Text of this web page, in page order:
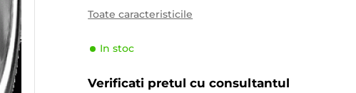
Tara
Tipul de vehicul
Toate caracteristicile
In stoc
Verificati pretul cu consultantul